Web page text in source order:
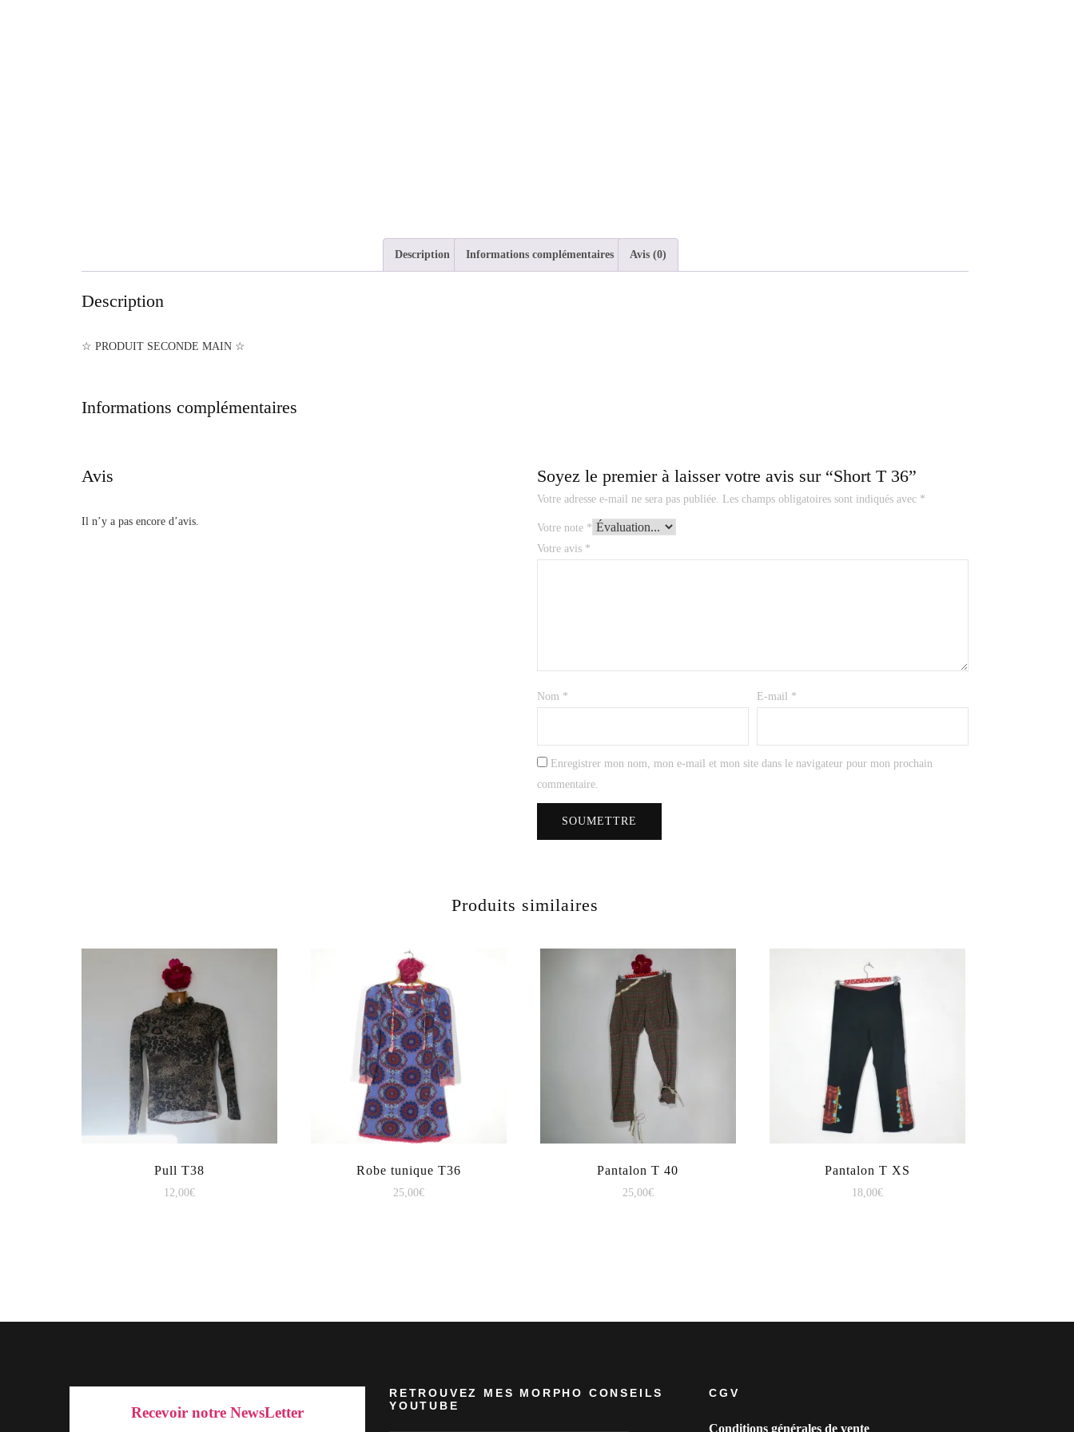
Description Informations complémentaires Avis (0)
Description
☆ PRODUIT SECONDE MAIN ☆
Informations complémentaires
Avis
Il n’y a pas encore d’avis.
Soyez le premier à laisser votre avis sur “Short T 36”
Votre adresse e-mail ne sera pas publiée. Les champs obligatoires sont indiqués avec *
Votre note *
Votre avis *
Nom * E-mail *
Enregistrer mon nom, mon e-mail et mon site dans le navigateur pour mon prochain
commentaire.
Produits similaires
Pull T38
12,00€
Robe tunique T36
25,00€
Pantalon T 40
25,00€
Pantalon T XS
18,00€
Recevoir notre NewsLetter
RETROUVEZ MES MORPHO CONSEILS
YOUTUBE
CGV
Conditions générales de vente